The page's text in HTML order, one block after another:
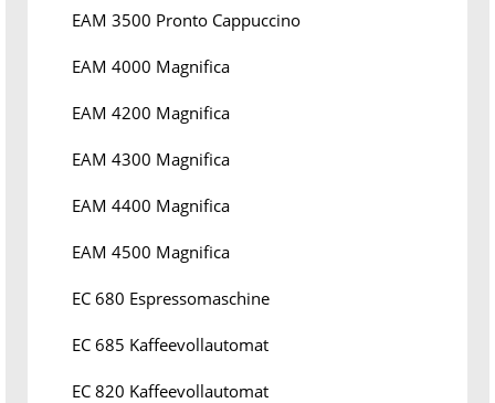
EAM 3500 Pronto Cappuccino
EAM 4000 Magnifica
EAM 4200 Magnifica
EAM 4300 Magnifica
EAM 4400 Magnifica
EAM 4500 Magnifica
EC 680 Espressomaschine
EC 685 Kaffeevollautomat
EC 820 Kaffeevollautomat